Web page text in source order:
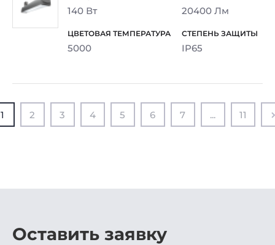
140 Вт 20400 Лм
5000 IP65
1 2 3 4 5 6 7 ... 11
Оставить заявку